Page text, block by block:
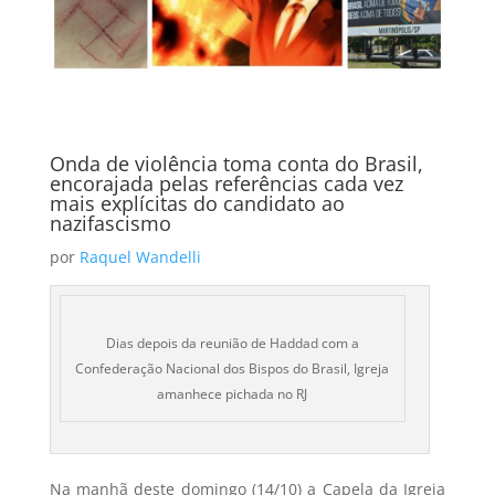
Onda de violência toma conta do Brasil,
encorajada pelas referências cada vez
mais explícitas do candidato ao
nazifascismo
por Raquel Wandelli
Dias depois da reunião de Haddad com a
Confederação Nacional dos Bispos do Brasil, Igreja
amanhece pichada no RJ
Na manhã deste domingo (14/10) a Capela da Igreja